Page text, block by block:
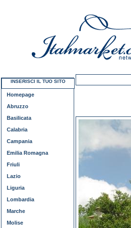
INSERISCI IL TUO SITO
Homepage
Abruzzo
Basilicata
Calabria
Campania
Emilia Romagna
Friuli
Lazio
Liguria
Lombardia
Marche
Molise